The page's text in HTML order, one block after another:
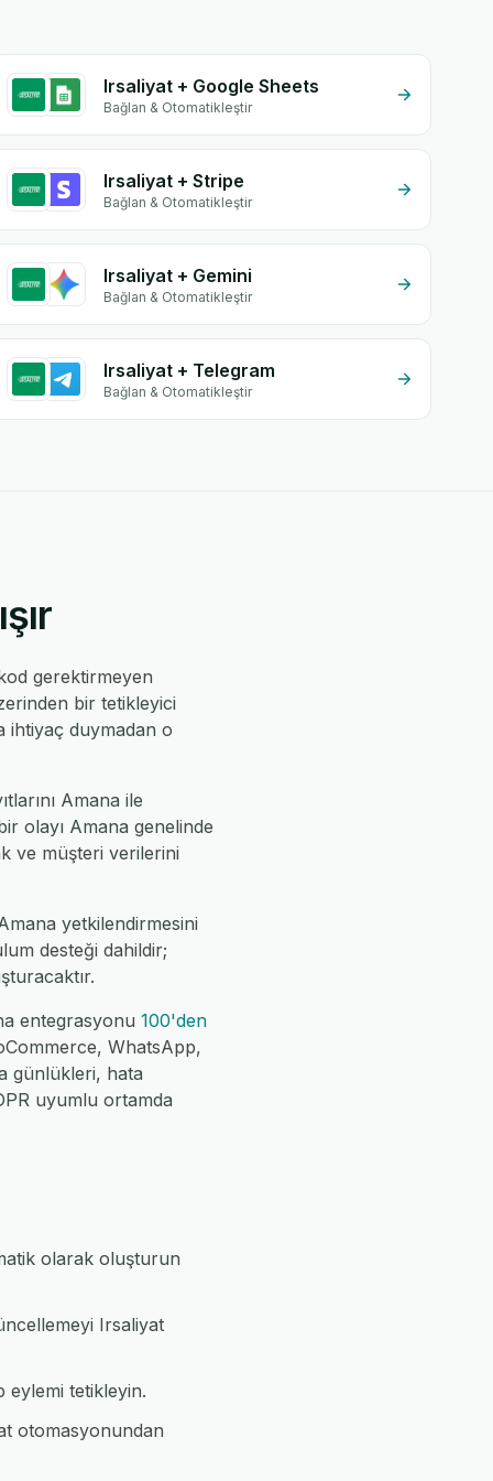
Irsaliyat + Google Sheets
Bağlan & Otomatikleştir
Irsaliyat + Stripe
Bağlan & Otomatikleştir
Irsaliyat + Gemini
Bağlan & Otomatikleştir
Irsaliyat + Telegram
Bağlan & Otomatikleştir
gerektirmeyen
bir tetikleyici
ihtiyaç duymadan o
Amana ile
olayı Amana genelinde
ve müşteri verilerini
yetkilendirmesini
desteği dahildir;
entegrasyonu 100'den
WhatsApp,
günlükleri, hata
uyumlu ortamda
olarak oluşturun
Irsaliyat
eylemi tetikleyin.
otomasyonundan